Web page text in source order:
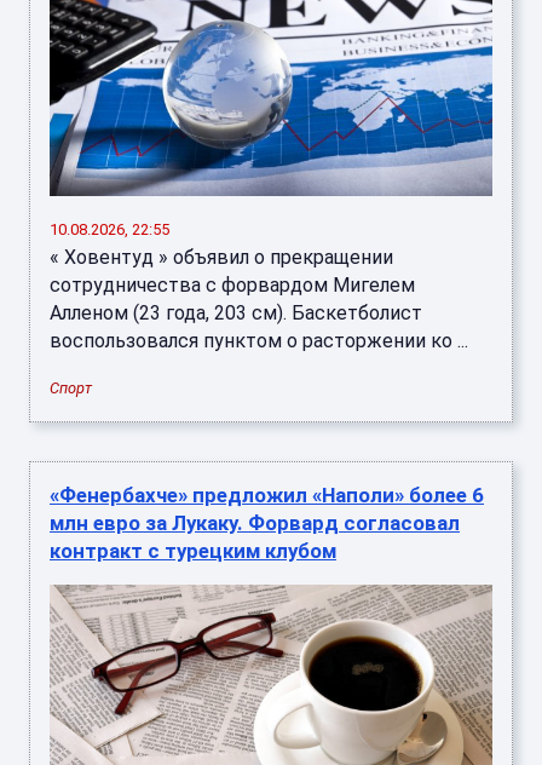
10.08.2026, 22:55
« Ховентуд » объявил о прекращении
сотрудничества с форвардом Мигелем
Алленом (23 года, 203 см). Баскетболист
воспользовался пунктом о расторжении ко ...
Спорт
«Фенербахче» предложил «Наполи» более 6
млн евро за Лукаку. Форвард согласовал
контракт с турецким клубом